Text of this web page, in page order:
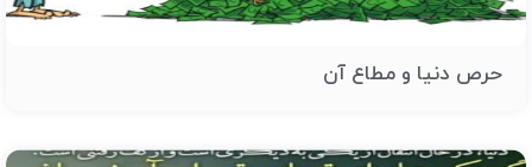
حرص دنیا و مطاع آن